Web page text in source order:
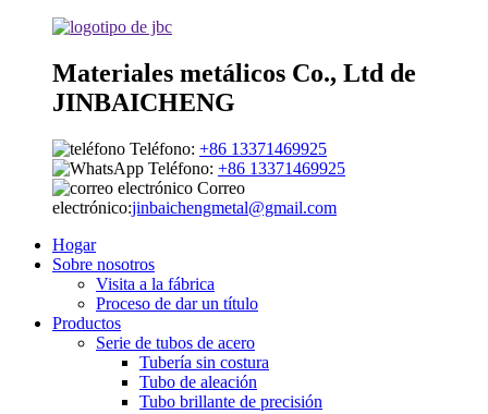
Materiales metálicos Co., Ltd de
JINBAICHENG
Teléfono: +86 13371469925
Teléfono: +86 13371469925
Correo
electrónico:jinbaichengmetal@gmail.com
Hogar
Sobre nosotros
Visita a la fábrica
Proceso de dar un título
Productos
Serie de tubos de acero
Tubería sin costura
Tubo de aleación
Tubo brillante de precisión